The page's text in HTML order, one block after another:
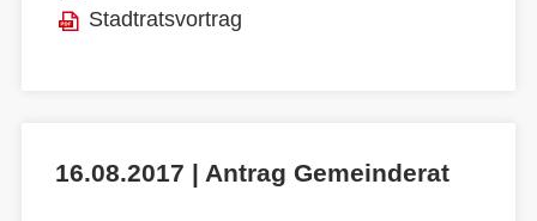
Stadtratsvortrag
16.08.2017 | Antrag Gemeinderat